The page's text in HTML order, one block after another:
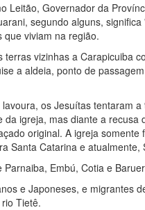
Leitão, Governador da
segundo alguns,
viviam na região.
vizinhas a Carapicuiba
a aldeia, ponto de
os Jesuítas tentaram
igreja, mas diante a
original. A igreja
Santa Catarina e
Embú, Cotia e
e Japoneses, e migrantes
Tietê.